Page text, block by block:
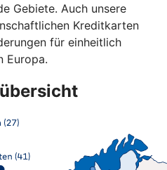
Gebiete. Auch unsere
Kreditkarten
für einheitlich
Europa.